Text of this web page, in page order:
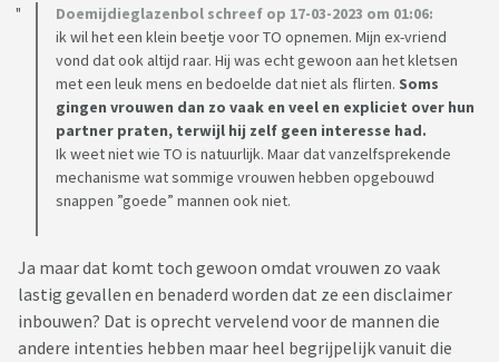
Doemijdieglazenbol schreef op 17-03-2023 om 01:06:
ik wil het een klein beetje voor TO opnemen. Mijn ex-vriend
vond dat ook altijd raar. Hij was echt gewoon aan het kletsen
met een leuk mens en bedoelde dat niet als flirten. Soms
gingen vrouwen dan zo vaak en veel en expliciet over hun
partner praten, terwijl hij zelf geen interesse had.
Ik weet niet wie TO is natuurlijk. Maar dat vanzelfsprekende
mechanisme wat sommige vrouwen hebben opgebouwd
snappen ”goede” mannen ook niet.
Ja maar dat komt toch gewoon omdat vrouwen zo vaak
lastig gevallen en benaderd worden dat ze een disclaimer
inbouwen? Dat is oprecht vervelend voor de mannen die
andere intenties hebben maar heel begrijpelijk vanuit die